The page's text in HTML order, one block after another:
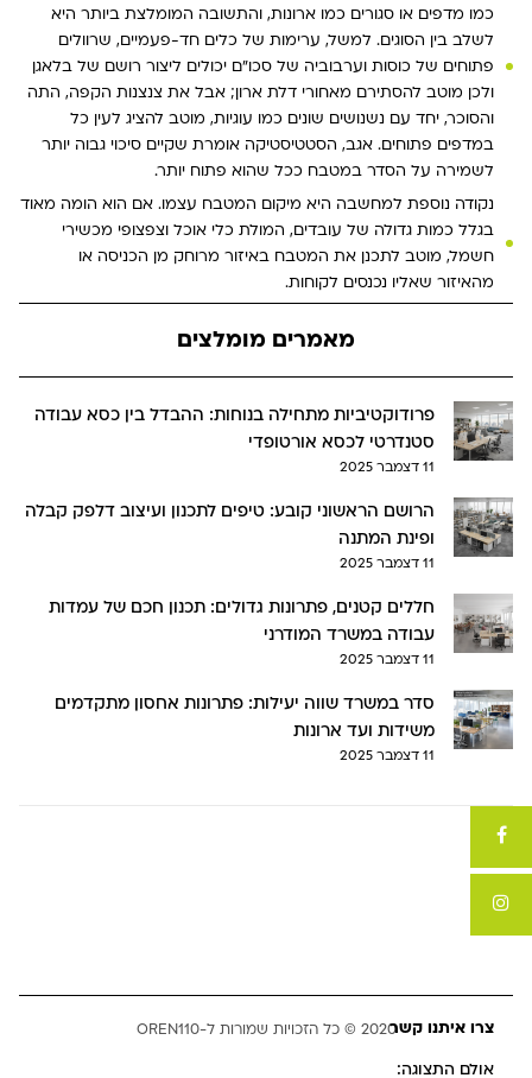
כמו מדפים או סגורים כמו ארונות, והתשובה המומלצת ביותר היא
לשלב בין הסוגים. למשל, ערימות של כלים חד-פעמיים, שרוולים
פתוחים של כוסות וערבוביה של סכו"ם יכולים ליצור רושם של בלאגן
ולכן מוטב להסתירם מאחורי דלת ארון; אבל את צנצנות הקפה, התה
והסוכר, יחד עם נשנושים שונים כמו עוגיות, מוטב להציג לעין כל
במדפים פתוחים. אגב, הסטטיסטיקה אומרת שקיים סיכוי גבוה יותר
לשמירה על הסדר במטבח ככל שהוא פתוח יותר.
נקודה נוספת למחשבה היא מיקום המטבח עצמו. אם הוא הומה מאוד
בגלל כמות גדולה של עובדים, המולת כלי אוכל וצפצופי מכשירי
חשמל, מוטב לתכנן את המטבח באיזור מרוחק מן הכניסה או
מהאיזור שאליו נכנסים לקוחות.
מאמרים מומלצים
פרודוקטיביות מתחילה בנוחות: ההבדל בין כסא עבודה
סטנדרטי לכסא אורטופדי
11 דצמבר 2025
הרושם הראשוני קובע: טיפים לתכנון ועיצוב דלפק קבלה
ופינת המתנה
11 דצמבר 2025
חללים קטנים, פתרונות גדולים: תכנון חכם של עמדות
עבודה במשרד המודרני
11 דצמבר 2025
סדר במשרד שווה יעילות: פתרונות אחסון מתקדמים
משידות ועד ארונות
11 דצמבר 2025
צרו איתנו קשר
אולם התצוגה:
2020 © כל הזכויות שמורות ל-OREN110